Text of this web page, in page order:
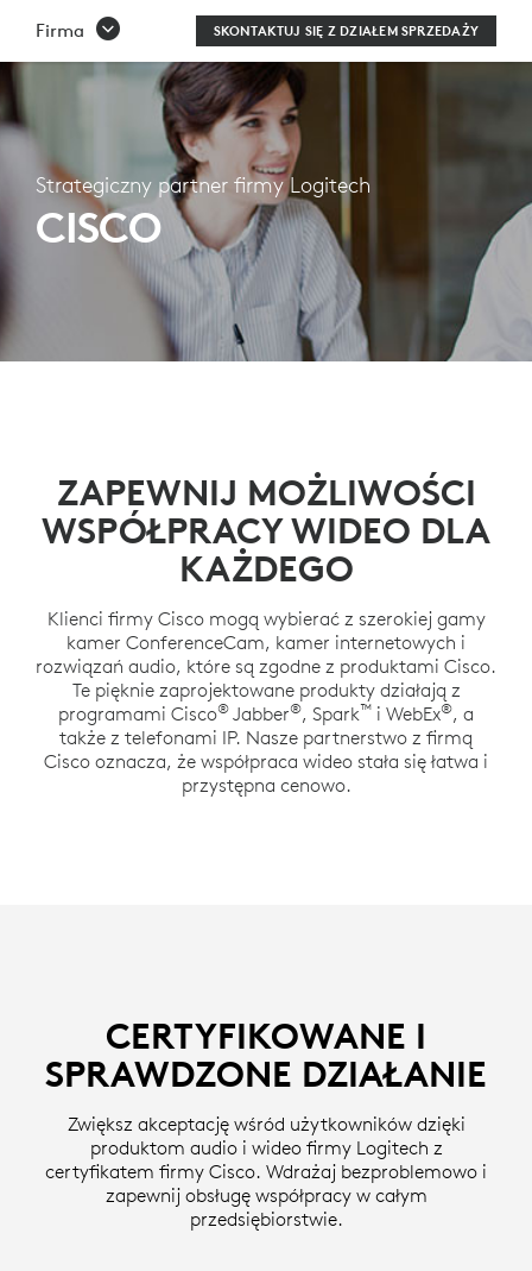
Firma SKONTAKTUJ SIĘ Z DZIAŁEM SPRZEDAŻY
STRATEGICZNY
PARTNER
FIRMY
LOGITECH
—
CISCO
Strategiczny partner firmy Logitech
CISCO
ZAPEWNIJ MOŻLIWOŚCI
WSPÓŁPRACY WIDEO DLA
KAŻDEGO
Klienci firmy Cisco mogą wybierać z szerokiej gamy
kamer ConferenceCam, kamer internetowych i
rozwiązań audio, które są zgodne z produktami Cisco.
Te pięknie zaprojektowane produkty działają z
programami Cisco®Jabber®, Spark™ i WebEx®, a
także z telefonami IP. Nasze partnerstwo z firmą
Cisco oznacza, że współpraca wideo stała się łatwa i
przystępna cenowo.
CERTYFIKOWANE I
SPRAWDZONE DZIAŁANIE
Zwiększ akceptację wśród użytkowników dzięki
produktom audio i wideo firmy Logitech z
certyfikatem firmy Cisco. Wdrażaj bezproblemowo i
zapewnij obsługę współpracy w całym
przedsiębiorstwie.